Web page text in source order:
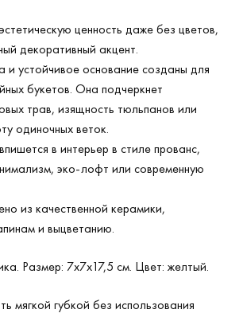
ценность даже без цветов,
декоративный акцент.
и устойчивое основание созданы для
букетов. Она подчеркнет
трав, изящность тюльпанов или
одиночных веток.
в интерьер в стиле прованс,
эко-лофт или современную
из качественной керамики,
и выцветанию.
Размер: 7х7х17,5 см. Цвет: желтый.
мягкой губкой без использования